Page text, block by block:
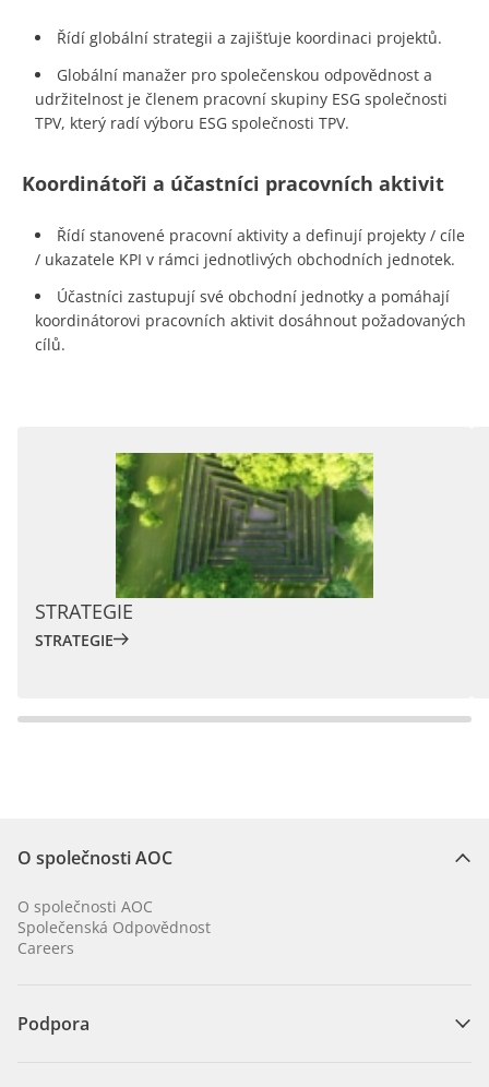
Řídí globální strategii a zajišťuje koordinaci projektů.
Globální manažer pro společenskou odpovědnost a
udržitelnost je členem pracovní skupiny ESG společnosti
TPV, který radí výboru ESG společnosti TPV.
Koordinátoři a účastníci pracovních aktivit
Řídí stanovené pracovní aktivity a definují projekty / cíle
/ ukazatele KPI v rámci jednotlivých obchodních jednotek.
Účastníci zastupují své obchodní jednotky a pomáhají
koordinátorovi pracovních aktivit dosáhnout požadovaných
cílů.
STRATEGIE
STRATEGIE
O společnosti AOC
O společnosti AOC
Společenská Odpovědnost
Careers
Podpora